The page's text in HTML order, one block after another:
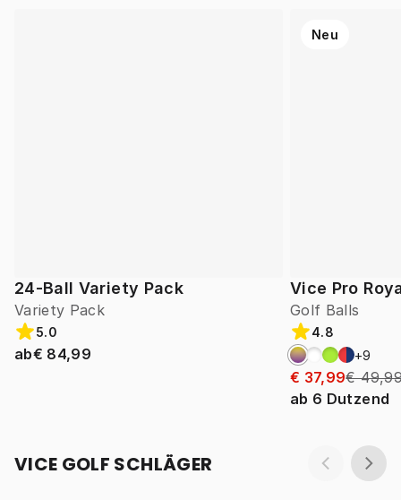
24-Ball Variety Pack
Variety Pack
5.0
ab€ 84,99
Vice Pro
Golf Balls
Neu
4.8
+9
€ 37,99€
ab 6 Dutzend
VICE GOLF SCHLÄGER